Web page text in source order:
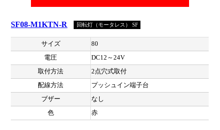
SF08-M1KTN-R 回転灯（モータレス） SF
サイズ
80
電圧
DC12～24V
取付方法
2点穴式取付
配線方法
プッシュイン端子台
ブザー
なし
色
赤